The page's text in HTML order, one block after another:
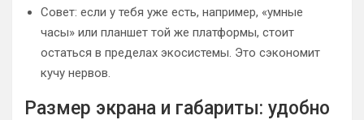
Совет: если у тебя уже есть, например, «умные
часы» или планшет той же платформы, стоит
остаться в пределах экосистемы. Это сэкономит
кучу нервов.
Размер экрана и габариты: удобно